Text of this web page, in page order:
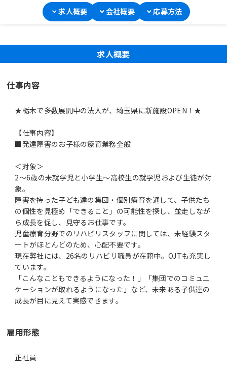
求人概要 会社概要 応募方法
求人概要
仕事内容
★栃木で多数展開中の法人が、埼玉県に新施設OPEN！★
【仕事内容】
■発達障害のお子様の療育業務全般
＜対象＞
2～6歳の未就学児と小学生～高校生の就学児および生徒が対
象。
障害を持った子ども達の集団・個別療育を通して、子供たち
の個性を見極め「できること」の可能性を探し、並走しなが
ら成長を促し、見守るお仕事です。
児童療育分野でのリハビリスタッフに関しては、未経験スタ
ートがほとんどのため、心配不要です。
現在弊社には、26名のリハビリ職員が在籍中。OJTも充実し
ています。
「こんなこともできるようになった！」「集団でのコミュニ
ケーションが取れるようになった」など、未来ある子供達の
成長が目に見えて実感できます。
雇用形態
正社員